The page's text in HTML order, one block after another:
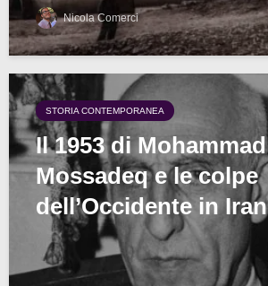
Nicola Comerci
STORIA CONTEMPORANEA
Il 1953 di Mohammad
Mossadeq e le colpe
dell’Occidente in Iran